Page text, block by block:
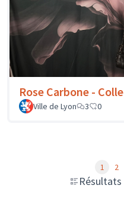
Rose Carbone -
Ville de Lyon 3 0
Résultats
1 2